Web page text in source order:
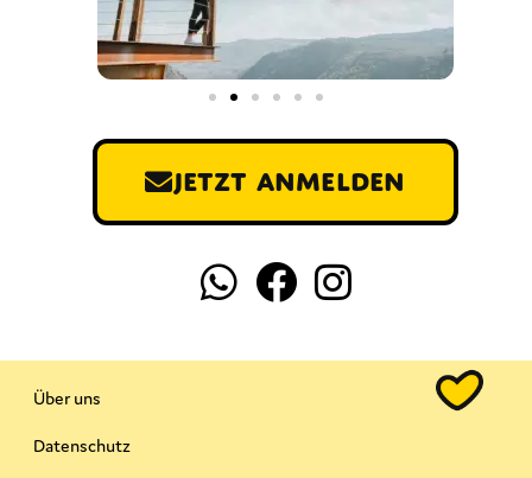
Jetzt anmelden
Über uns
Datenschutz